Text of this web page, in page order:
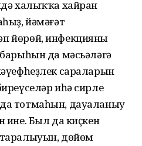
халыҡҡа хайран
йәмәғәт
йөрөй, инфекцияны
да мәсьәләгә
сараларын
иһә сирле
тотмаһын, дауаланыу
ине. Был да киҫкен
дөйөм